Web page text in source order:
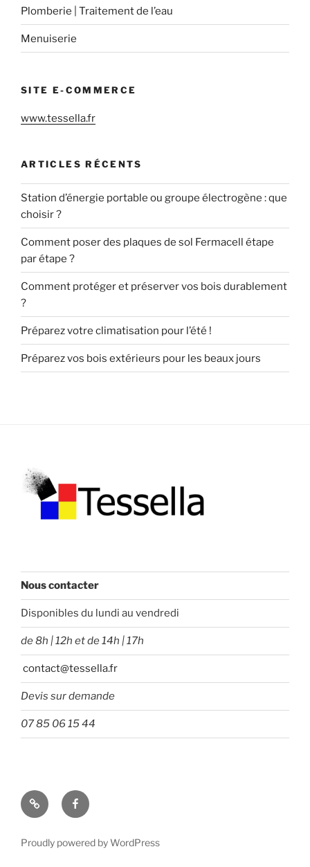
Plomberie | Traitement de l’eau
Menuiserie
SITE E-COMMERCE
www.tessella.fr
ARTICLES RÉCENTS
Station d’énergie portable ou groupe électrogène : que
choisir ?
Comment poser des plaques de sol Fermacell étape
par étape ?
Comment protéger et préserver vos bois durablement
?
Préparez votre climatisation pour l’été !
Préparez vos bois extérieurs pour les beaux jours
Nous contacter
Disponibles du lundi au vendredi
de 8h | 12h et de 14h | 17h
contact@tessella.fr
Devis sur demande
07 85 06 15 44
Tessella Facebook
Proudly powered by WordPress